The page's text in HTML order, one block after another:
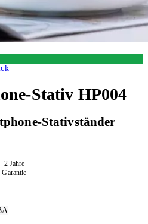
Stativ HP004
Stativständer
2 Jahre
Garantie